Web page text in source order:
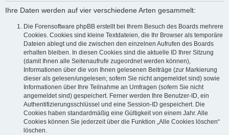
Ihre Daten werden auf vier verschiedene Arten gesammelt:
Die Forensoftware phpBB erstellt bei Ihrem Besuch des Boards mehrere
Cookies. Cookies sind kleine Textdateien, die Ihr Browser als temporäre
Dateien ablegt und die zwischen den einzelnen Aufrufen des Boards
erhalten bleiben. In diesen Cookies sind die aktuelle ID Ihrer Sitzung
(damit Ihnen alle Seitenaufrufe zugeordnet werden können),
Informationen über die von Ihnen gelesenen Beiträge (zur Markierung
dieser als gelesen/ungelesen; sofern Sie nicht angemeldet sind) sowie
Informationen über Ihre Teilnahme an Umfragen (sofern Sie nicht
angemeldet sind) gespeichert. Ferner werden Ihre Benutzer-ID, ein
Authentifizierungsschlüssel und eine Session-ID gespeichert. Die
Cookies haben standardmäßig eine Gültigkeit von einem Jahr. Alle
Cookies können Sie jederzeit über die Funktion „Alle Cookies löschen“
löschen.